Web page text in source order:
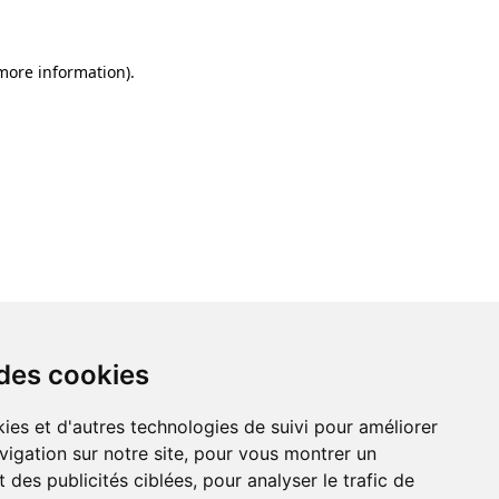
cookies
et d'autres technologies de suivi pour améliorer
sur notre site, pour vous montrer un
des publicités ciblées, pour analyser le trafic de
information).